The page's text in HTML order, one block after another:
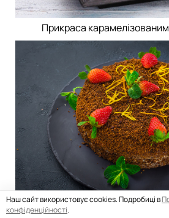
Прикраса
Наш сайт використовує cookies. Подробиці в
конфіденційності.